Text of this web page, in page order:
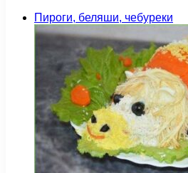
Пироги, беляши, чебуреки